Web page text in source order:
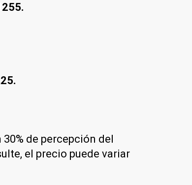
de percepción del
el precio puede variar